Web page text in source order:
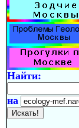
Найти:
на